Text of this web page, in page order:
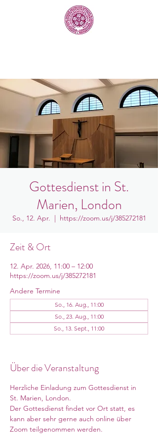
Gottesdienst in St.
Marien, London
So., 12. Apr.
  |
https://zoom.us/j/385272181
Zeit & Ort
12. Apr. 2026, 11:00 – 12:00
https://zoom.us/j/385272181
Andere Termine
So., 16. Aug., 11:00
So., 23. Aug., 11:00
So., 13. Sept., 11:00
Über die Veranstaltung
Herzliche Einladung zum Gottesdienst in
St. Marien, London.
Der Gottesdienst findet vor Ort statt, es
kann aber sehr gerne auch online über
Zoom teilgenommen werden.